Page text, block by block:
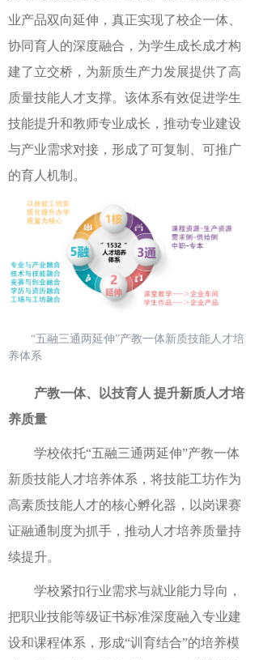
业产品双向延伸，真正实现了校企一体、
协同育人的深度融合，为学生成长成才构
建了立交桥，为新质生产力发展提供了高
质量技能人才支撑。 该体系有效促进学生
技能提升和教师专业成长，推动专业建设
与产业需求对接，形成了可复制、可推广
的育人机制。
“五融三通两延伸”产教一体新质技能人才培
养体系
产教一体、以技育人 提升新质人才培
养质量
学校依托“五融三通两延伸”产教一体
新质技能人才培养体系，将技能工坊作为
高素质技能人才的核心孵化器，以岗课赛
证融通制度为抓手，推动人才培养质量持
续提升。
学校紧扣行业需求与就业能力导向，
把职业技能等级证书标准深度融入专业建
设和课程体系，形成“训育结合”的培养模